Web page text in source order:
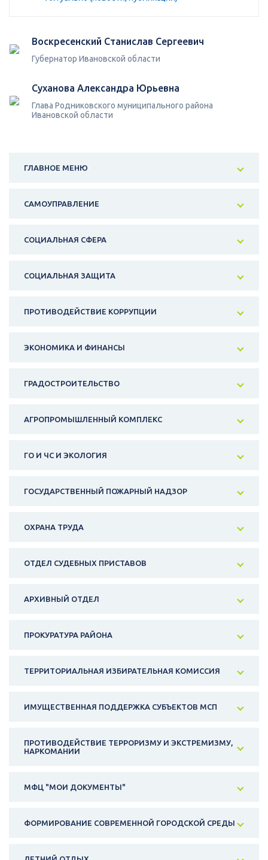
Воскресенский Станислав Сергеевич
Губернатор Ивановской области
Суханова Александра Юрьевна
Глава Родниковского муниципального района
Ивановской области
ГЛАВНОЕ МЕНЮ
САМОУПРАВЛЕНИЕ
СОЦИАЛЬНАЯ СФЕРА
СОЦИАЛЬНАЯ ЗАЩИТА
ПРОТИВОДЕЙСТВИЕ КОРРУПЦИИ
ЭКОНОМИКА И ФИНАНСЫ
ГРАДОСТРОИТЕЛЬСТВО
АГРОПРОМЫШЛЕННЫЙ КОМПЛЕКС
ГО И ЧС И ЭКОЛОГИЯ
ГОСУДАРСТВЕННЫЙ ПОЖАРНЫЙ НАДЗОР
ОХРАНА ТРУДА
ОТДЕЛ СУДЕБНЫХ ПРИСТАВОВ
АРХИВНЫЙ ОТДЕЛ
ПРОКУРАТУРА РАЙОНА
ТЕРРИТОРИАЛЬНАЯ ИЗБИРАТЕЛЬНАЯ КОМИССИЯ
ИМУЩЕСТВЕННАЯ ПОДДЕРЖКА СУБЪЕКТОВ МСП
ПРОТИВОДЕЙСТВИЕ ТЕРРОРИЗМУ И ЭКСТРЕМИЗМУ,
НАРКОМАНИИ
МФЦ "МОИ ДОКУМЕНТЫ"
ФОРМИРОВАНИЕ СОВРЕМЕННОЙ ГОРОДСКОЙ СРЕДЫ